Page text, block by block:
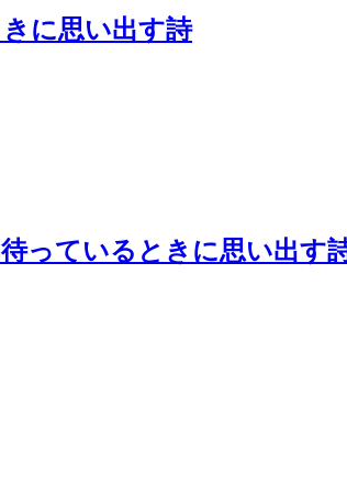
に思い出す詩
っているときに思い出す